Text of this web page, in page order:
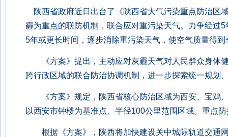
陕西省政府近日出台了《陕西省大气污染重点防治区
霾为重点的联防机制，联合应对重污染天气。力争经过
5年或更长时间，逐步消除重污染天气，使空气质量得到
《方案》提出，主动应对灰霾天气对人民群众身体
跨行政区域的联合防治协调机制，进一步探索统一规划
《方案》规定，陕西省核心防治区域为西安、宝鸡
以西安市钟楼为基准点、半径100公里范围区域。重点
根据《方案》，陕西将加快建设关中城际轨道交通